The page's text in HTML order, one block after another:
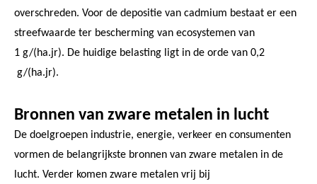
overschreden. Voor de depositie van cadmium bestaat er een
streefwaarde ter bescherming van ecosystemen van
1 g/(ha.jr). De huidige belasting ligt in de orde van 0,2
g/(ha.jr).
Bronnen van zware metalen in lucht
De doelgroepen industrie, energie, verkeer en consumenten
vormen de belangrijkste bronnen van zware metalen in de
lucht. Verder komen zware metalen vrij bij